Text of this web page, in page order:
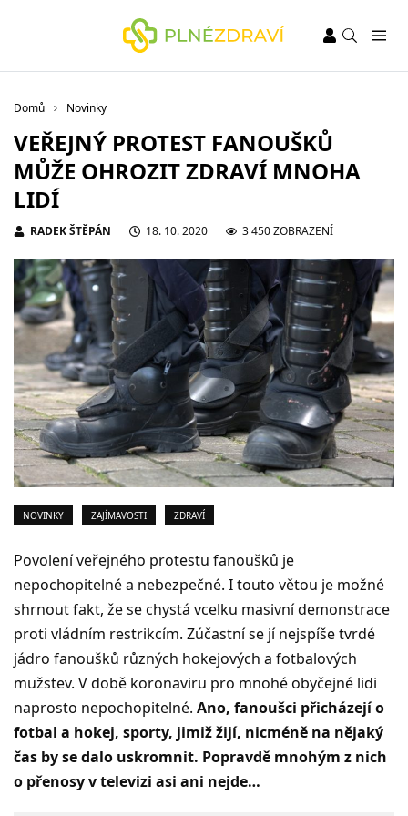
Domů Novinky
VEŘEJNÝ PROTEST FANOUŠKŮ
MŮŽE OHROZIT ZDRAVÍ MNOHA
LIDÍ
RADEK ŠTĚPÁN 18. 10. 2020 3 450 ZOBRAZENÍ
NOVINKY ZAJÍMAVOSTI ZDRAVÍ
Povolení veřejného protestu fanoušků je
nepochopitelné a nebezpečné. I touto větou je možné
shrnout fakt, že se chystá vcelku masivní demonstrace
proti vládním restrikcím. Zúčastní se jí nejspíše tvrdé
jádro fanoušků různých hokejových a fotbalových
mužstev. V době koronaviru pro mnohé obyčejné lidi
naprosto nepochopitelné. Ano, fanoušci přicházejí o
fotbal a hokej, sporty, jimiž žijí, nicméně na nějaký
čas by se dalo uskromnit. Popravdě mnohým z nich
o přenosy v televizi asi ani nejde…